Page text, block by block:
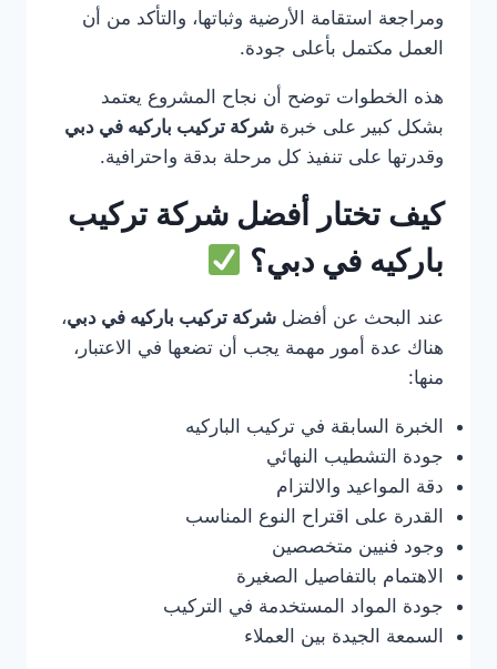
ومراجعة استقامة الأرضية وثباتها، والتأكد من أن
العمل مكتمل بأعلى جودة.
هذه الخطوات توضح أن نجاح المشروع يعتمد
بشكل كبير على خبرة شركة تركيب باركيه في دبي
وقدرتها على تنفيذ كل مرحلة بدقة واحترافية.
كيف تختار أفضل شركة تركيب
باركيه في دبي؟
عند البحث عن أفضل شركة تركيب باركيه في دبي،
هناك عدة أمور مهمة يجب أن تضعها في الاعتبار،
منها:
الخبرة السابقة في تركيب الباركيه
جودة التشطيب النهائي
دقة المواعيد والالتزام
القدرة على اقتراح النوع المناسب
وجود فنيين متخصصين
الاهتمام بالتفاصيل الصغيرة
جودة المواد المستخدمة في التركيب
السمعة الجيدة بين العملاء